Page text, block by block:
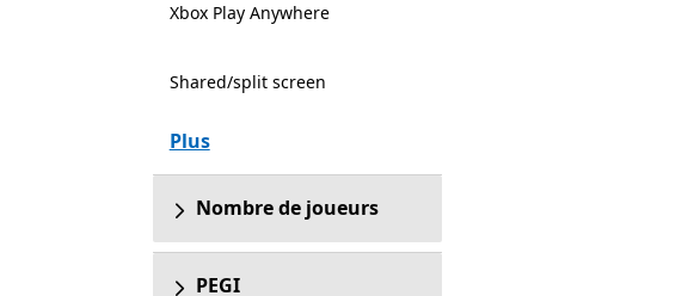
Xbox Play Anywhere
Shared/split screen
Plus
Nombre de joueurs
PEGI